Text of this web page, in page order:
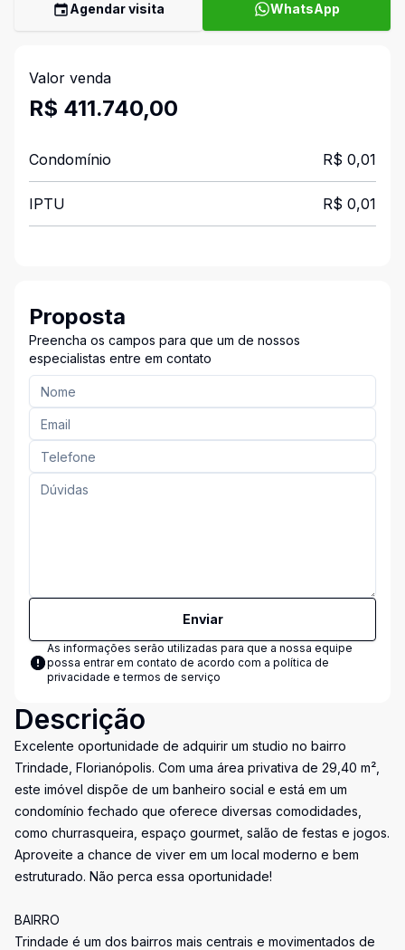
Agendar visita WhatsApp
Valor venda
R$ 411.740,00
Condomínio R$ 0,01
IPTU R$ 0,01
Proposta
Preencha os campos para que um de nossos
especialistas entre em contato
Enviar
As informações serão utilizadas para que a nossa equipe
possa entrar em contato de acordo com a política de
privacidade e termos de serviço
Descrição
Excelente oportunidade de adquirir um studio no bairro
Trindade, Florianópolis. Com uma área privativa de 29,40 m²,
este imóvel dispõe de um banheiro social e está em um
condomínio fechado que oferece diversas comodidades,
como churrasqueira, espaço gourmet, salão de festas e jogos.
Aproveite a chance de viver em um local moderno e bem
estruturado. Não perca essa oportunidade!
BAIRRO
Trindade é um dos bairros mais centrais e movimentados de